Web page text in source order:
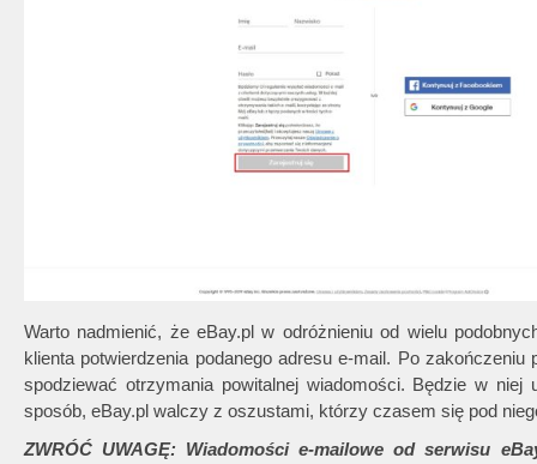
Warto nadmienić, że eBay.pl w odróżnieniu od wielu
klienta potwierdzenia podanego adresu e-mail. Po
spodziewać otrzymania powitalnej wiadomości. Będzie w
sposób, eBay.pl walczy z oszustami, którzy czasem się pod
ZWRÓĆ UWAGĘ: Wiadomości e-mailowe od serwisu